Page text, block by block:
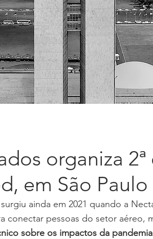
organiza 2ª
em São Paulo
ainda em 2021 quando a
conectar pessoas do setor aéreo,
sobre os impactos da